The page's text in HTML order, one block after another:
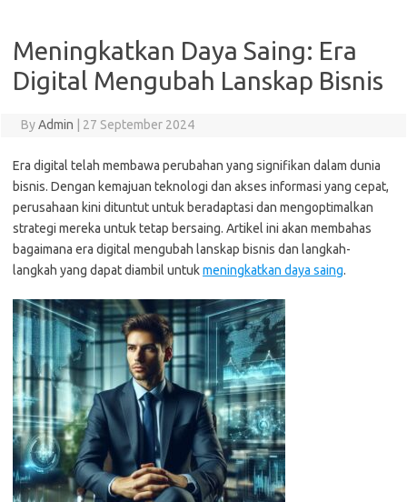
Meningkatkan Daya Saing: Era
Digital Mengubah Lanskap Bisnis
ByAdmin 27 September 2024
Era digital telah membawa perubahan yang signifikan dalam dunia
bisnis. Dengan kemajuan teknologi dan akses informasi yang cepat,
perusahaan kini dituntut untuk beradaptasi dan mengoptimalkan
strategi mereka untuk tetap bersaing. Artikel ini akan membahas
bagaimana era digital mengubah lanskap bisnis dan langkah-
langkah yang dapat diambil untukmeningkatkan daya saing.